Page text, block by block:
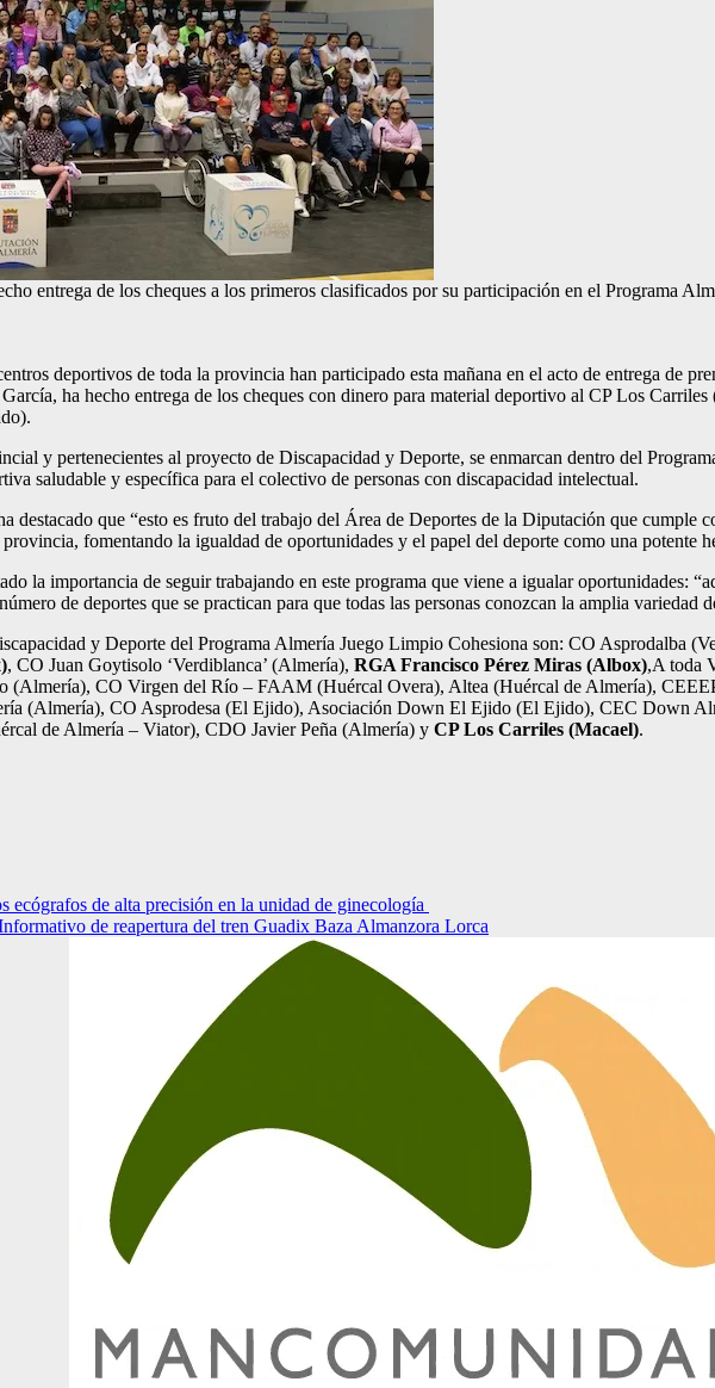
entrega de los cheques a los primeros clasificados por su participación en el Programa
deportivos de toda la provincia han participado esta mañana en el acto de entrega de
ha hecho entrega de los cheques con dinero para material deportivo al CP Los
y pertenecientes al proyecto de Discapacidad y Deporte, se enmarcan dentro del
saludable y específica para el colectivo de personas con discapacidad intelectual.
destacado que “esto es fruto del trabajo del Área de Deportes de la Diputación que
fomentando la igualdad de oportunidades y el papel del deporte como una potente
la importancia de seguir trabajando en este programa que viene a igualar oportunidades:
de deportes que se practican para que todas las personas conozcan la amplia variedad
y Deporte del Programa Almería Juego Limpio Cohesiona son: CO Asprodalba
, CO Juan Goytisolo ‘Verdiblanca’ (Almería), RGA Francisco Pérez Miras (Albox),A toda
(Almería), CO Virgen del Río – FAAM (Huércal Overa), Altea (Huércal de Almería),
(Almería), CO Asprodesa (El Ejido), Asociación Down El Ejido (El Ejido), CEC Down
de Almería – Viator), CDO Javier Peña (Almería) y CP Los Carriles (Macael).
de alta precisión en la unidad de ginecología
de reapertura del tren Guadix Baza Almanzora Lorca